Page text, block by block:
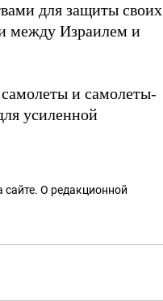
для защиты своих
между Израилем и
и самолеты-
усиленной
сайте. О редакционной